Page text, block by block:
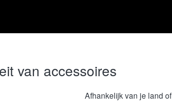
van accessoires
Afhankelijk van je land